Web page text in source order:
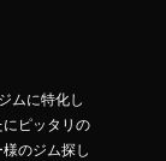
ムに特化し
ピッタリの
のジム探し